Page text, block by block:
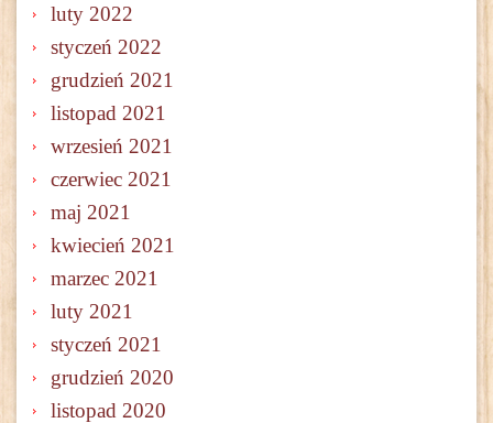
luty 2022
styczeń 2022
grudzień 2021
listopad 2021
wrzesień 2021
czerwiec 2021
maj 2021
kwiecień 2021
marzec 2021
luty 2021
styczeń 2021
grudzień 2020
listopad 2020